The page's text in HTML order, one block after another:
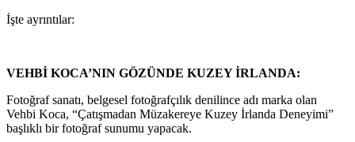
İşte ayrıntılar:
VEHBİ KOCA’NIN GÖZÜNDE KUZEY İRLANDA:
Fotoğraf sanatı, belgesel fotoğrafçılık denilince adı marka olan
Vehbi Koca, “Çatışmadan Müzakereye Kuzey İrlanda Deneyimi”
başlıklı bir fotoğraf sunumu yapacak.